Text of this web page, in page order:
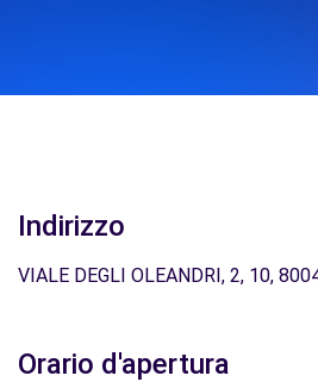
Indirizzo
VIALE DEGLI OLEANDRI, 2, 10,
Orario d'apertura